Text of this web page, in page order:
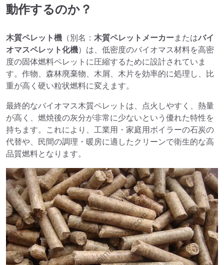
動作するのか？
木質ペレット機 （別名： 木質ペレットメーカーまたはバイ
オマスペレット化機）は、低密度のバイオマス材料を高密
度の固体燃料ペレットに圧縮するために設計されていま
す。作物、森林廃棄物、木屑、木片を効率的に処理し、比
重が高く硬い粒状燃料に変えます。
最終的なバイオマス木質ペレットは、点火しやすく、熱量
が高く、燃焼後の灰分が非常に少ないという優れた特性を
持ちます。これにより、工業用・家庭用ボイラーの石炭の
代替や、民間の調理・暖房に適したクリーンで衛生的な高
品質燃料となります。